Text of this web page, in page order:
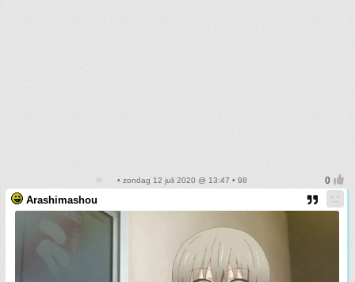
• zondag 12 juli 2020 @ 13:47 • 98
Arashimashou